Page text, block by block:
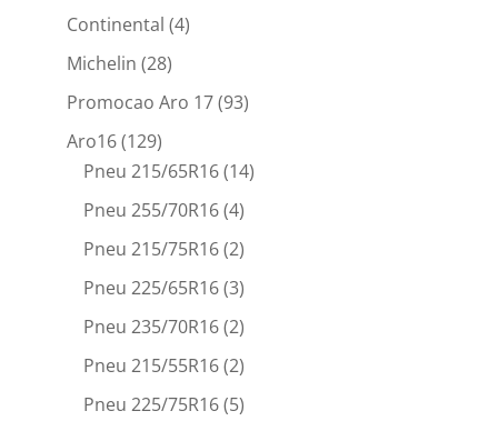
Continental (4)
Michelin (28)
Promocao Aro 17(93)
Aro16(129)
Pneu 215/65R16(14)
Pneu 255/70R16(4)
Pneu 215/75R16(2)
Pneu 225/65R16(3)
Pneu 235/70R16(2)
Pneu 215/55R16(2)
Pneu 225/75R16(5)